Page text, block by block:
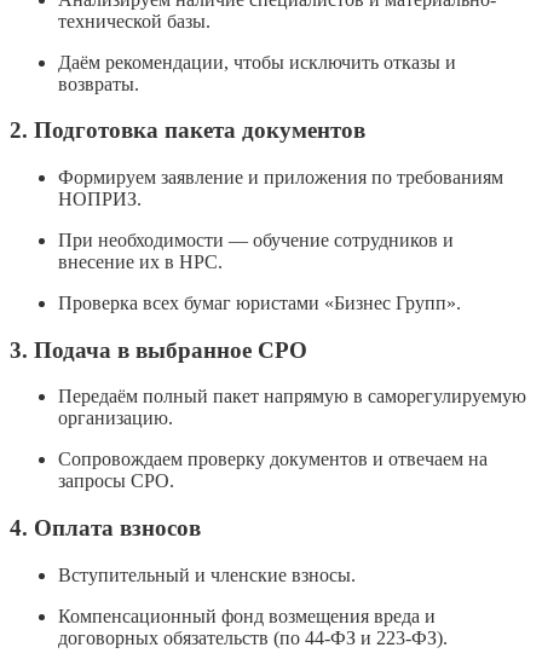
технической базы.
Даём рекомендации, чтобы исключить отказы и
возвраты.
2. Подготовка пакета документов
Формируем заявление и приложения по требованиям
НОПРИЗ.
При необходимости — обучение сотрудников и
внесение их в НРС.
Проверка всех бумаг юристами «Бизнес Групп».
3. Подача в выбранное СРО
Передаём полный пакет напрямую в саморегулируемую
организацию.
Сопровождаем проверку документов и отвечаем на
запросы СРО.
4. Оплата взносов
Вступительный и членские взносы.
Компенсационный фонд возмещения вреда и
договорных обязательств (по 44-ФЗ и 223-ФЗ).